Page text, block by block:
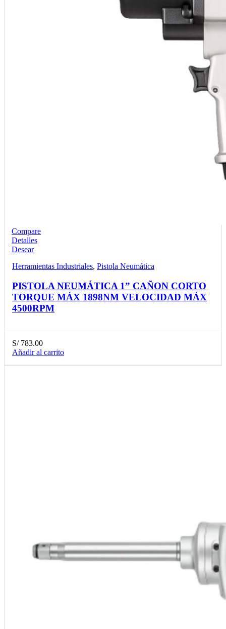
Compare
Detalles
Desear
Herramientas Industriales, Pistola Neumática
PISTOLA NEUMÁTICA 1” CAÑON CORTO
TORQUE MÁX 1898NM VELOCIDAD MÁX
4500RPM
S/783.00
Añadir al carrito